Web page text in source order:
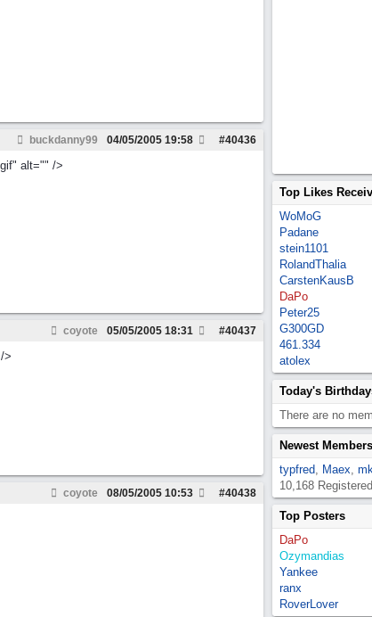
buckdanny99 #40436
04/05/2005 19:58
alt="" />
coyote #40437
05/05/2005 18:31
>
coyote #40438
08/05/2005 10:53
Top Likes
WoMoG
Padane
stein1101
RolandThalia
CarstenKausB
DaPo
Peter25
G300GD
461.334
atolex
Today's
There are no
Newest Members
typfred, Maex,
10,168
Top Posters
DaPo
Ozymandias
Yankee
ranx
RoverLover